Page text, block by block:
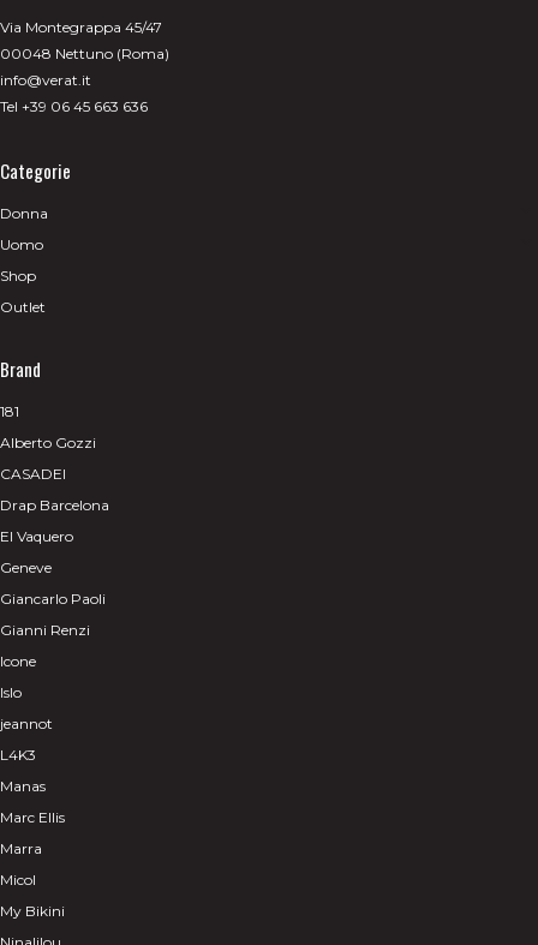
Via Montegrappa 45/47
00048 Nettuno (Roma)
info@verat.it
Tel +39 06 45 663 636
Categorie
Donna
Uomo
Shop
Outlet
Brand
181
Alberto Gozzi
CASADEI
Drap Barcelona
El Vaquero
Geneve
Giancarlo Paoli
Gianni Renzi
Icone
Islo
jeannot
L4K3
Manas
Marc Ellis
Marra
Micol
My Bikini